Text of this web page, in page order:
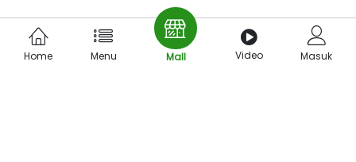
Home Menu Mall Video Masuk